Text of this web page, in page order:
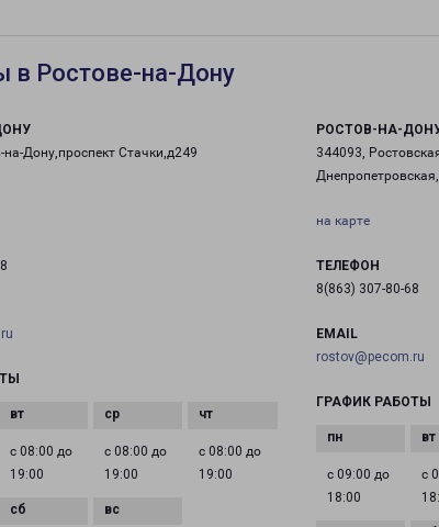
в Ростове-на-Дону
на-Дону,проспект Стачки,д249
с 08:00 до
19:00
с 08:00 до
19:00
с 08:00 до
19:00
РОСТОВ-НА-
344093,
на карте
ТЕЛЕФОН
8(863) 307-80-68
EMAIL
rostov@pecom.ru
ГРАФИК РАБОТЫ
с 09:00 до
18:00
с